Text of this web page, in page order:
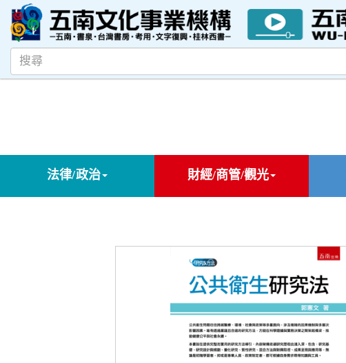
法律/政治 財經/商管/觀光